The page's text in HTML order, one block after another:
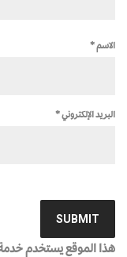
الاسم*
البريد الإلكتروني*
هذا الموقع يستخدم